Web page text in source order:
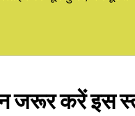
जरूर करें इस